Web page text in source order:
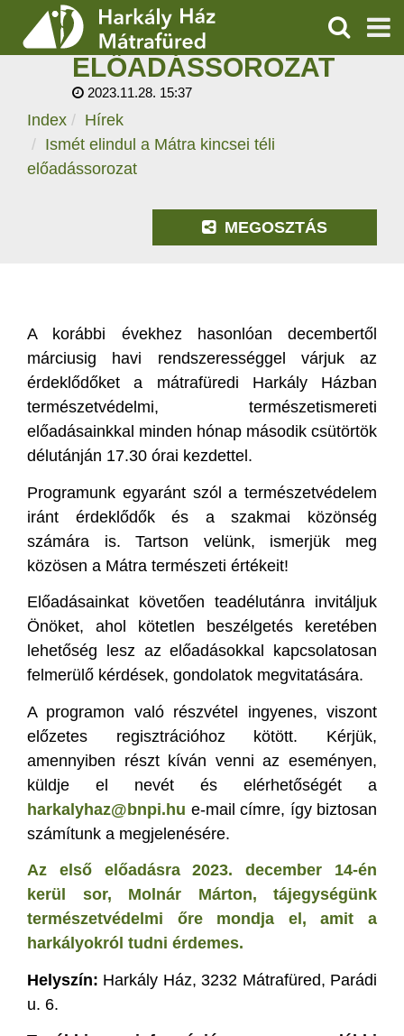
SZOLGÁLTATÁSOK
PROGRAMOK
HÍREK
KERESÉS
ISMÉT ELINDUL A
MÁTRA KINCSEI TÉLI
ELŐADÁSSOROZAT
2023.11.28. 15:37
Index
Hírek
Ismét elindul a Mátra kincsei téli
előadássorozat
MEGOSZTÁS
A korábbi évekhez hasonlóan decembertől
márciusig havi rendszerességgel várjuk az
érdeklődőket a mátrafüredi Harkály Házban
természetvédelmi, természetismereti
előadásainkkal minden hónap második csütörtök
délutánján 17.30 órai kezdettel.
Programunk egyaránt szól a természetvédelem
iránt érdeklődők és a szakmai közönség
számára is. Tartson velünk, ismerjük meg
közösen a Mátra természeti értékeit!
Előadásainkat követően teadélutánra invitáljuk
Önöket, ahol kötetlen beszélgetés keretében
lehetőség lesz az előadásokkal kapcsolatosan
felmerülő kérdések, gondolatok megvitatására.
A programon való részvétel ingyenes, viszont
előzetes regisztrációhoz kötött. Kérjük,
amennyiben részt kíván venni az eseményen,
küldje el nevét és elérhetőségét a
harkalyhaz@bnpi.hu e-mail címre, így biztosan
számítunk a megjelenésére.
Az első előadásra 2023. december 14-én
kerül sor, Molnár Márton, tájegységünk
természetvédelmi őre mondja el, amit a
harkályokról tudni érdemes.
Helyszín: Harkály Ház, 3232 Mátrafüred, Parádi
u. 6.